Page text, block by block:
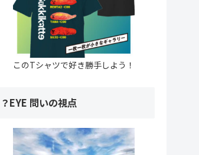
このTシャツで好き勝手しよう！
？EYE 問いの視点